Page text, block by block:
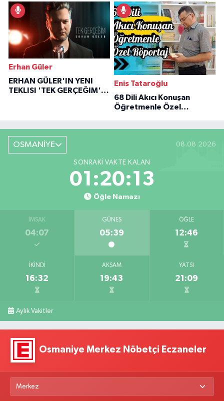
Erhan Güler
ERHAN GÜLER'IN YENI
TEKLISI 'TEK GERÇEĞIM'LE
Enis Tataroğlu
68 Dili Akıcı Konuşan
Öğretmenle Özel
OSMANİYE 08.08.2026
SONRAKI VAKTE KALAN
01:20:12
Öğle Namazı
İMSAK
04:07
GÜNEŞ
05:39
ÖĞLE
12:46
İKINDI
16:32
AKŞAM
19:43
YATSI
21:09
Aylık Vakitler
Osmaniye Merkez Nöbetçi Eczaneler